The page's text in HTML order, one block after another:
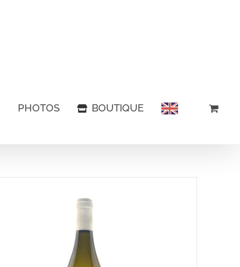
PHOTOS BOUTIQUE